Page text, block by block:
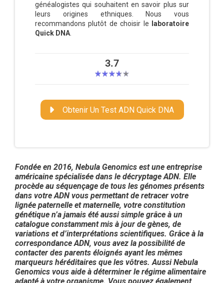
généalogistes qui souhaitent en savoir plus sur
leurs origines ethniques. Nous vous
recommandons plutôt de choisir le
laboratoire
Quick DNA
3.7
Obtenir Un Test ADN Quick DNA
Fondée en 2016, Nebula Genomics est une entreprise
américaine spécialisée dans le décryptage ADN. Elle
procède au séquençage de tous les génomes présents
dans votre ADN vous permettant de retracer votre
lignée paternelle et maternelle, votre constitution
génétique n’a jamais été aussi simple grâce à un
catalogue constamment mis à jour de gènes, de
variations et d’interprétations scientifiques. Grâce à la
correspondance ADN, vous avez la possibilité de
contacter des parents éloignés ayant les mêmes
marqueurs héréditaires que les vôtres. Aussi Nebula
Genomics vous aide à déterminer le régime alimentaire